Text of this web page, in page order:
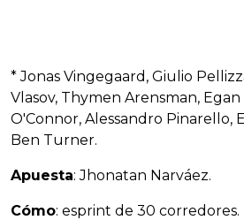
* Jonas Vingegaard, Giulio
Vlasov, Thymen Arensman,
O'Connor, Alessandro Pinarello,
Ben Turner.
Apuesta: Jhonatan Narváez.
Cómo: esprint de 30 corredores.